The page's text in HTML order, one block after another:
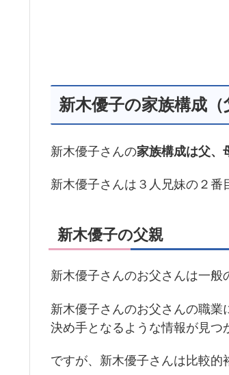
新木優子の家族構成（
新木優子さんの家族構成は父、
新木優子さんは３人兄妹の２番
新木優子の父親
新木優子さんのお父さんは一般
新木優子さんのお父さんの職業
決め手となるような情報が見つ
ですが、新木優子さんは比較的